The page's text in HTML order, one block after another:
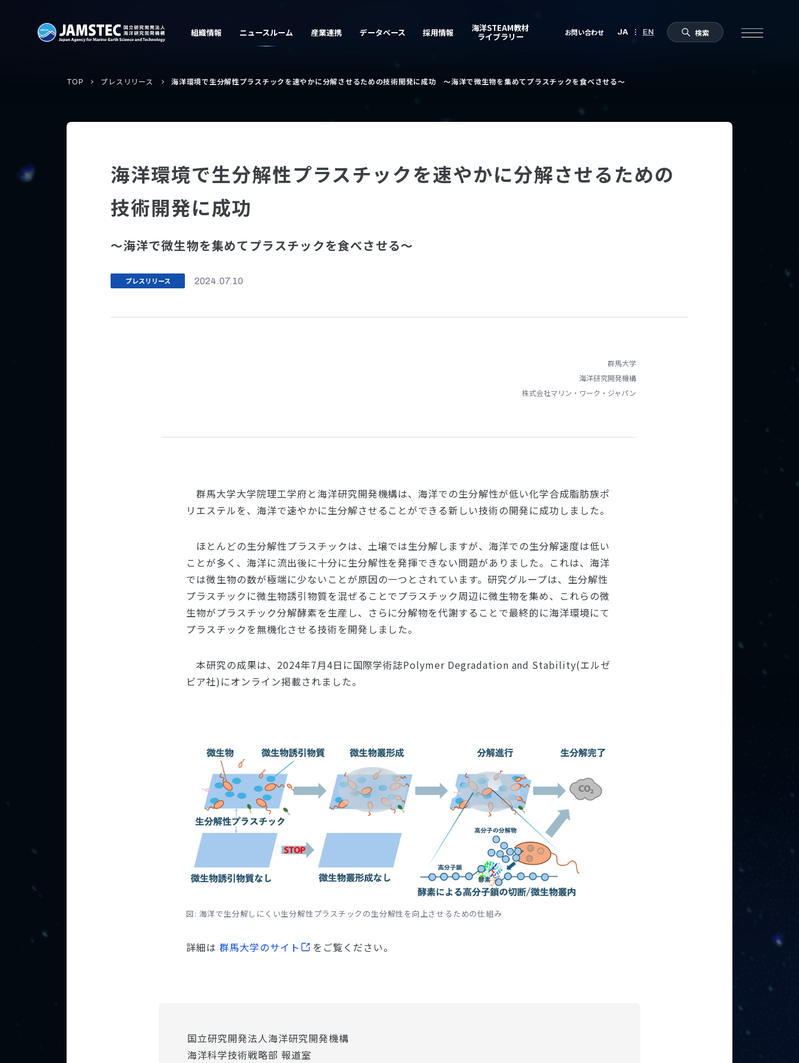
TOP プレスリリース 海洋環境で生分解性プラスチックを速やかに分解させるための技術開発に成功 ～海洋で微生物を集めてプラスチックを食べさせる〜
海洋環境で生分解性プラスチックを速やかに分解させるための
技術開発に成功
～海洋で微生物を集めてプラスチックを食べさせる〜
プレスリリース 2024.07.10
群馬大学
海洋研究開発機構
株式会社マリン・ワーク・ジャパン
群馬大学大学院理工学府と海洋研究開発機構は、海洋での生分解性が低い化学合成脂肪族ポ
リエステルを、海洋で速やかに生分解させることができる新しい技術の開発に成功しました。
ほとんどの生分解性プラスチックは、土壌では生分解しますが、海洋での生分解速度は低い
ことが多く、海洋に流出後に十分に生分解性を発揮できない問題がありました。これは、海洋
では微生物の数が極端に少ないことが原因の一つとされています。研究グループは、生分解性
プラスチックに微生物誘引物質を混ぜることでプラスチック周辺に微生物を集め、これらの微
生物がプラスチック分解酵素を生産し、さらに分解物を代謝することで最終的に海洋環境にて
プラスチックを無機化させる技術を開発しました。
本研究の成果は、2024年7月4日に国際学術誌Polymer Degradation and Stability(エルゼ
ビア社)にオンライン掲載されました。
図: 海洋で生分解しにくい生分解性プラスチックの生分解性を向上させるための仕組み
詳細は群馬大学のサイト をご覧ください。
国立研究開発法人海洋研究開発機構
海洋科学技術戦略部 報道室